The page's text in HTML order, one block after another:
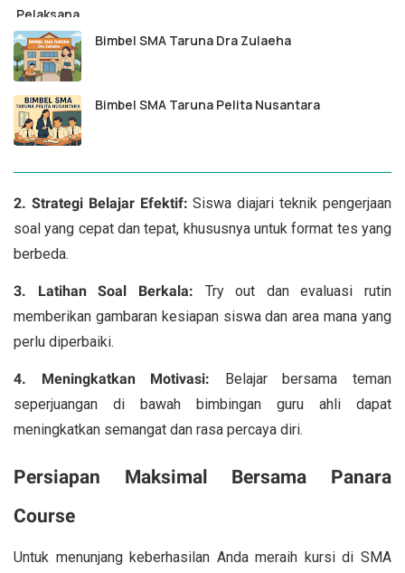
Bimbel SMA Taruna Dra Zulaeha
Bimbel SMA Taruna Pelita Nusantara
2. Strategi Belajar Efektif: Siswa diajari teknik pengerjaan
soal yang cepat dan tepat, khususnya untuk format tes yang
berbeda.
3. Latihan Soal Berkala: Try out dan evaluasi rutin
memberikan gambaran kesiapan siswa dan area mana yang
perlu diperbaiki.
4. Meningkatkan Motivasi: Belajar bersama teman
seperjuangan di bawah bimbingan guru ahli dapat
meningkatkan semangat dan rasa percaya diri.
Persiapan Maksimal Bersama Panara
Course
Untuk menunjang keberhasilan Anda meraih kursi di SMA